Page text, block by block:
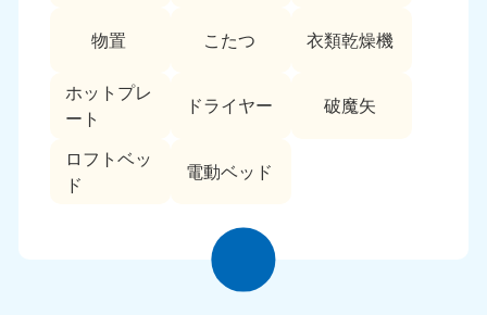
物置 こたつ 衣類乾燥機
ホットプレ
ート
ドライヤー 破魔矢
ロフトベッ
ド
電動ベッド